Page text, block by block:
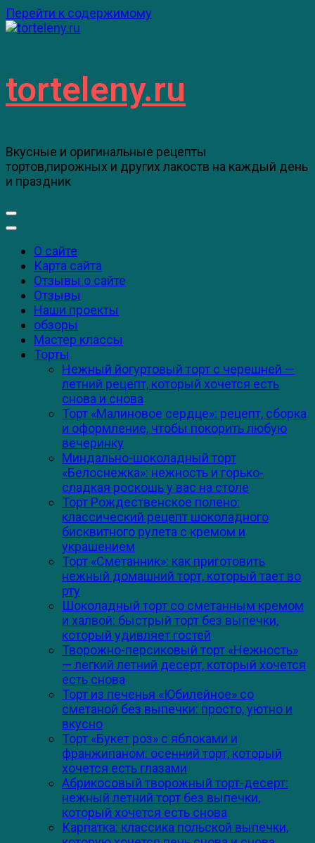
Перейти к содержимому
torteleny.ru
Вкусные и оригинальные рецепты
тортов,пирожных и других лакоств на каждый день
и праздник
О сайте
Карта сайта
Отзывы о сайте
Отзывы
Наши проекты
обзоры
Мастер классы
Торты
Нежный йогуртовый торт с черешней —
летний рецепт, который хочется есть
снова и снова
Торт «Малиновое сердце»: рецепт, сборка
и оформление, чтобы покорить любую
вечеринку
Миндально-шоколадный торт
«Белоснежка»: нежность и горько-
сладкая роскошь у вас на столе
Торт Рождественское полено:
классический рецепт шоколадного
бисквитного рулета с кремом и
украшением
Торт «Сметанник»: как приготовить
нежный домашний торт, который тает во
рту
Шоколадный торт со сметанным кремом
и халвой: быстрый торт без выпечки,
который удивляет гостей
Творожно-персиковый торт «Нежность»
— легкий летний десерт, который хочется
есть снова
Торт из печенья «Юбилейное» со
сметаной без выпечки: просто, уютно и
вкусно
Торт «Букет роз» с яблоками и
франжипаном: осенний торт, который
хочется есть глазами
Абрикосовый творожный торт-десерт:
нежный летний торт без выпечки,
который хочется есть снова
Карпатка: классика польской выпечки,